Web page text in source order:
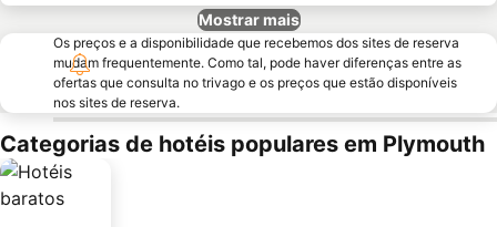
Mostrar mais
Os preços e a disponibilidade que recebemos dos sites de reserva
mudam frequentemente. Como tal, pode haver diferenças entre as
ofertas que consulta no trivago e os preços que estão disponíveis
nos sites de reserva.
Categorias de hotéis populares em Plymouth